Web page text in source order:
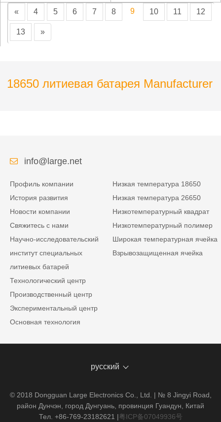
«
4 5 6 7 8 9 10 11 12
13 »
18650 литиевая батарея Manufacturer
info@large.net
Профиль компании
История развития
Новости компании
Свяжитесь с нами
Научно-исследовательский
институт специальных
литиевых батарей
Технологический центр
Производственный центр
Экспериментальный центр
Основная технология
Низкая температура 18650
Низкая температура 26650
Низкотемпературный квадрат
Низкотемпературный полимер
Широкая температурная ячейка
Взрывозащищенная ячейка
русский
© 2018 Dongguan Large Electronics Co., Ltd. | № 8 Jingyi Road,
район Дунчэн, город Дунгуань, провинция Гуандун, Китай
Тел. +86-769-23182621 |粤ICP备07049936号